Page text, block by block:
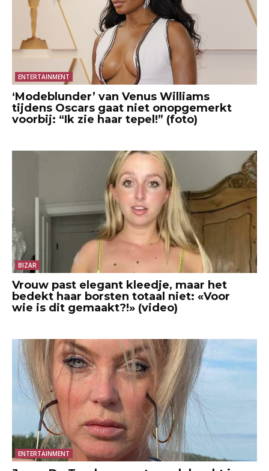
ENTERTAINMENT
‘Modeblunder’ van Venus Williams
tijdens Oscars gaat niet onopgemerkt
voorbij: “Ik zie haar tepel!” (foto)
BIZAR
Vrouw past elegant kleedje, maar het
bedekt haar borsten totaal niet: «Voor
wie is dit gemaakt?!» (video)
ENTERTAINMENT